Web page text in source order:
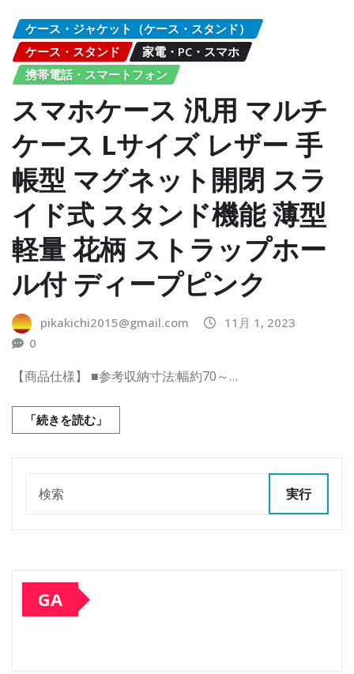
ケース・ジャケット（ケース・スタンド）
ケース・スタンド
家電・PC・スマホ
携帯電話・スマートフォン
スマホケース 汎用 マルチ
ケース Lサイズ レザー 手
帳型 マグネット開閉 スラ
イド式 スタンド機能 薄型
軽量 花柄 ストラップホー
ル付 ディープピンク
pikakichi2015@gmail.com
11月 1, 2023
0
【商品仕様】 ■参考収納寸法:幅約70～…
「続きを読む」
実行
GA